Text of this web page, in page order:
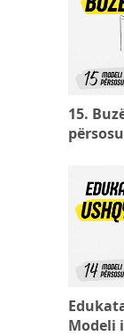
15.
Modeli